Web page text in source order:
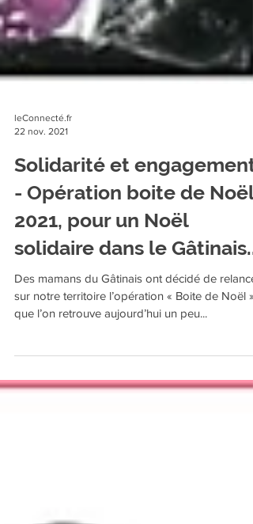
leConnecté.fr
22 nov. 2021
Solidarité et engagement
- Opération boite de Noël
2021, pour un Noël
solidaire dans le Gâtinais...
Des mamans du Gâtinais ont décidé de
que l’on retrouve aujourd’hui un peu...